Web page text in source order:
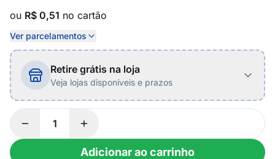
ou R$ 0,51 no cartão
Ver parcelamentos
Retire grátis na loja
Veja lojas disponíveis e prazos
Adicionar ao carrinho